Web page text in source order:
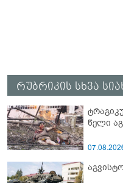
რუბრიკის სხვა
წელი